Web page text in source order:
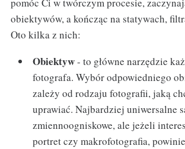
obiektywów, a kończąc na statywach,
Oto kilka z nich:
Obiektyw- to główne narzędzie
fotografa. Wybór odpowiedniego
zależy od rodzaju fotografii, jaką
uprawiać. Najbardziej uniwersalne
zmiennoogniskowe, ale jeżeli
portret czy makrofotografia,